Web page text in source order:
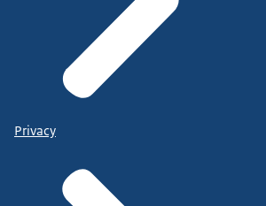
Privacy